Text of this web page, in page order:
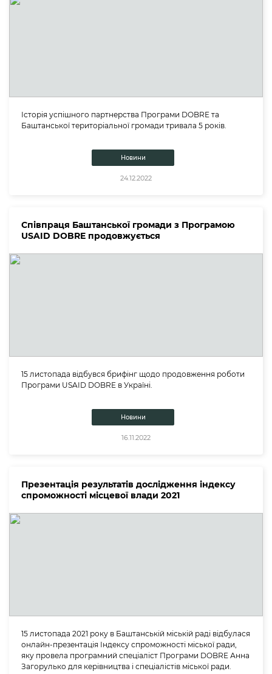
Історія успішного партнерства Програми DOBRE та
Баштанської територіальної громади тривала 5 років.
Новини
24.12.2022
Співпраця Баштанської громади з Програмою
USAID DOBRE продовжується
15 листопада відбувся брифінг щодо продовження роботи
Програми USAID DOBRE в Україні.
Новини
16.11.2022
Презентація результатів дослідження індексу
спроможності місцевої влади 2021
15 листопада 2021 року в Баштанській міській раді відбулася
онлайн-презентація Індексу спроможності міської ради,
яку провела програмний спеціаліст Програми DOBRE Анна
Загорулько для керівництва і спеціалістів міської ради.